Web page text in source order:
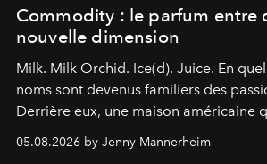
Commodity : le parfum entre
nouvelle dimension
Milk. Milk Orchid. Ice(d). Juice. En
noms sont devenus familiers des
Derrière eux, une maison américaine
codes de la parfumerie
une approche aussi intuitive que
05.08.2026 by Jenny Mannerheim